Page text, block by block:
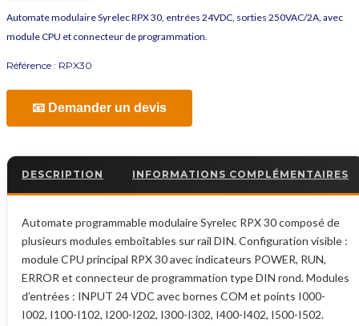
Automate modulaire Syrelec RPX 30, entrées 24VDC, sorties 250VAC/2A, avec
module CPU et connecteur de programmation.
Référence : RPX30
📧 Demander un devis
DESCRIPTION INFORMATIONS COMPLÉMENTAIRES
Automate programmable modulaire Syrelec RPX 30 composé de
plusieurs modules emboîtables sur rail DIN. Configuration visible :
module CPU principal RPX 30 avec indicateurs POWER, RUN,
ERROR et connecteur de programmation type DIN rond. Modules
d’entrées : INPUT 24 VDC avec bornes COM et points I000-
I002, I100-I102, I200-I202, I300-I302, I400-I402, I500-I502.